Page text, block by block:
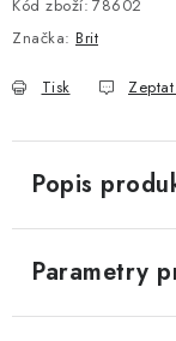
Kód zboží: 78602
Značka: Brit
Tisk
Popis
Parametry